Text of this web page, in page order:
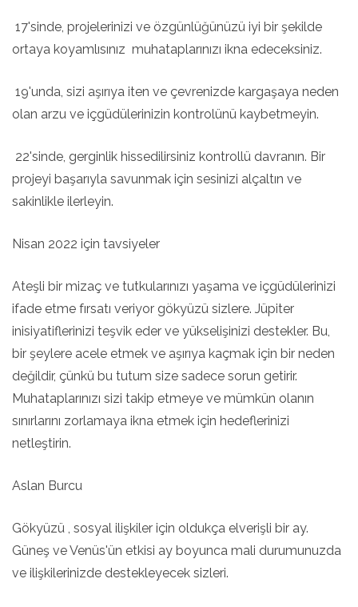
17'sinde, projelerinizi ve özgünlüğünüzü iyi bir şekilde
ortaya koyamlısınız muhataplarınızı ikna edeceksiniz.
19'unda, sizi aşırıya iten ve çevrenizde kargaşaya neden
olan arzu ve içgüdülerinizin kontrolünü kaybetmeyin.
22'sinde, gerginlik hissedilirsiniz kontrollü davranın. Bir
projeyi başarıyla savunmak için sesinizi alçaltın ve
sakinlikle ilerleyin.
Nisan 2022 için tavsiyeler
Ateşli bir mizaç ve tutkularınızı yaşama ve içgüdülerinizi
ifade etme fırsatı veriyor gökyüzü sizlere. Jüpiter
inisiyatiflerinizi teşvik eder ve yükselişinizi destekler. Bu,
bir şeylere acele etmek ve aşırıya kaçmak için bir neden
değildir, çünkü bu tutum size sadece sorun getirir.
Muhataplarınızı sizi takip etmeye ve mümkün olanın
sınırlarını zorlamaya ikna etmek için hedeflerinizi
netleştirin.
Aslan Burcu
Gökyüzü , sosyal ilişkiler için oldukça elverişli bir ay.
Güneş ve Venüs'ün etkisi ay boyunca mali durumunuzda
ve ilişkilerinizde destekleyecek sizleri.